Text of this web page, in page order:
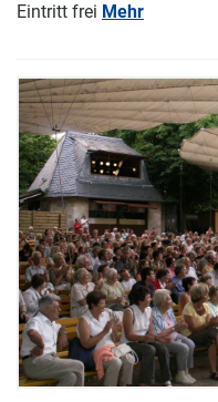
Eintritt frei Mehr